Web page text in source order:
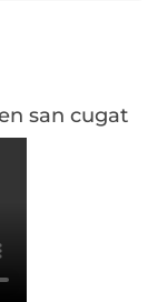
san cugat